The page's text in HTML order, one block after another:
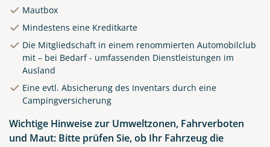
Mautbox
Mindestens eine Kreditkarte
Die Mitgliedschaft in einem renommierten Automobilclub
mit – bei Bedarf - umfassenden Dienstleistungen im
Ausland
Eine evtl. Absicherung des Inventars durch eine
Campingversicherung
Wichtige Hinweise zur Umweltzonen, Fahrverboten
und Maut: Bitte prüfen Sie, ob Ihr Fahrzeug die